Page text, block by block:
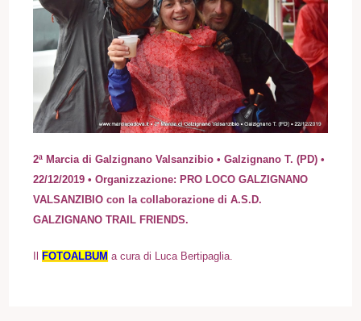
2ª Marcia di Galzignano Valsanzibio • Galzignano T. (PD) •
22/12/2019 • Organizzazione: PRO LOCO GALZIGNANO
VALSANZIBIO con la collaborazione di A.S.D.
GALZIGNANO TRAIL FRIENDS.
FOTOALBUM a cura di Luca Bertipaglia.